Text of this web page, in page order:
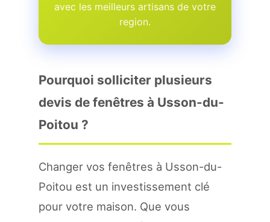
avec les meilleurs artisans de votre
region.
Pourquoi solliciter plusieurs
devis de fenêtres à Usson-du-
Poitou ?
Changer vos fenêtres à Usson-du-
Poitou est un investissement clé
pour votre maison. Que vous